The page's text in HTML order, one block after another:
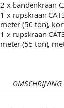
2 x bandenkraan
1 x rupskraan
meter (50 ton),
1 x rupskraan
meter (55 ton),
OMSCHRIJVING